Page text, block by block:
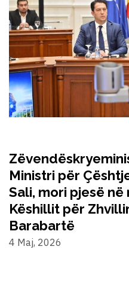
Ministri për
Sali, mori pjesë
Këshillit për
Barabartë
4 Maj, 2026